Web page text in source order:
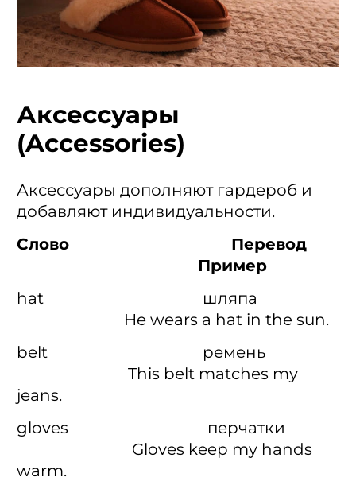
Аксессуары
(Accessories)
Аксессуары дополняют гардероб и
добавляют индивидуальности.
Слово Перевод
Пример
hat шляпа
He wears a hat in the sun.
belt ремень
This belt matches my
jeans.
gloves перчатки
Gloves keep my hands
warm.